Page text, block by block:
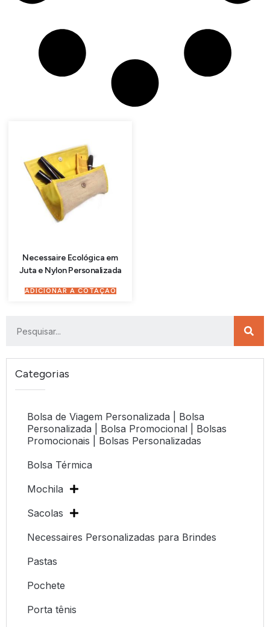
Categorias
Bolsa de Viagem Personalizada | Bolsa
Personalizada | Bolsa Promocional | Bolsas
Promocionais | Bolsas Personalizadas
Bolsa Térmica
Mochila
Sacolas
Necessaires Personalizadas para Brindes
Pastas
Pochete
Porta tênis
Necessaire Ecológica em
Juta e Nylon Personalizada
ADICIONAR À COTAÇÃO